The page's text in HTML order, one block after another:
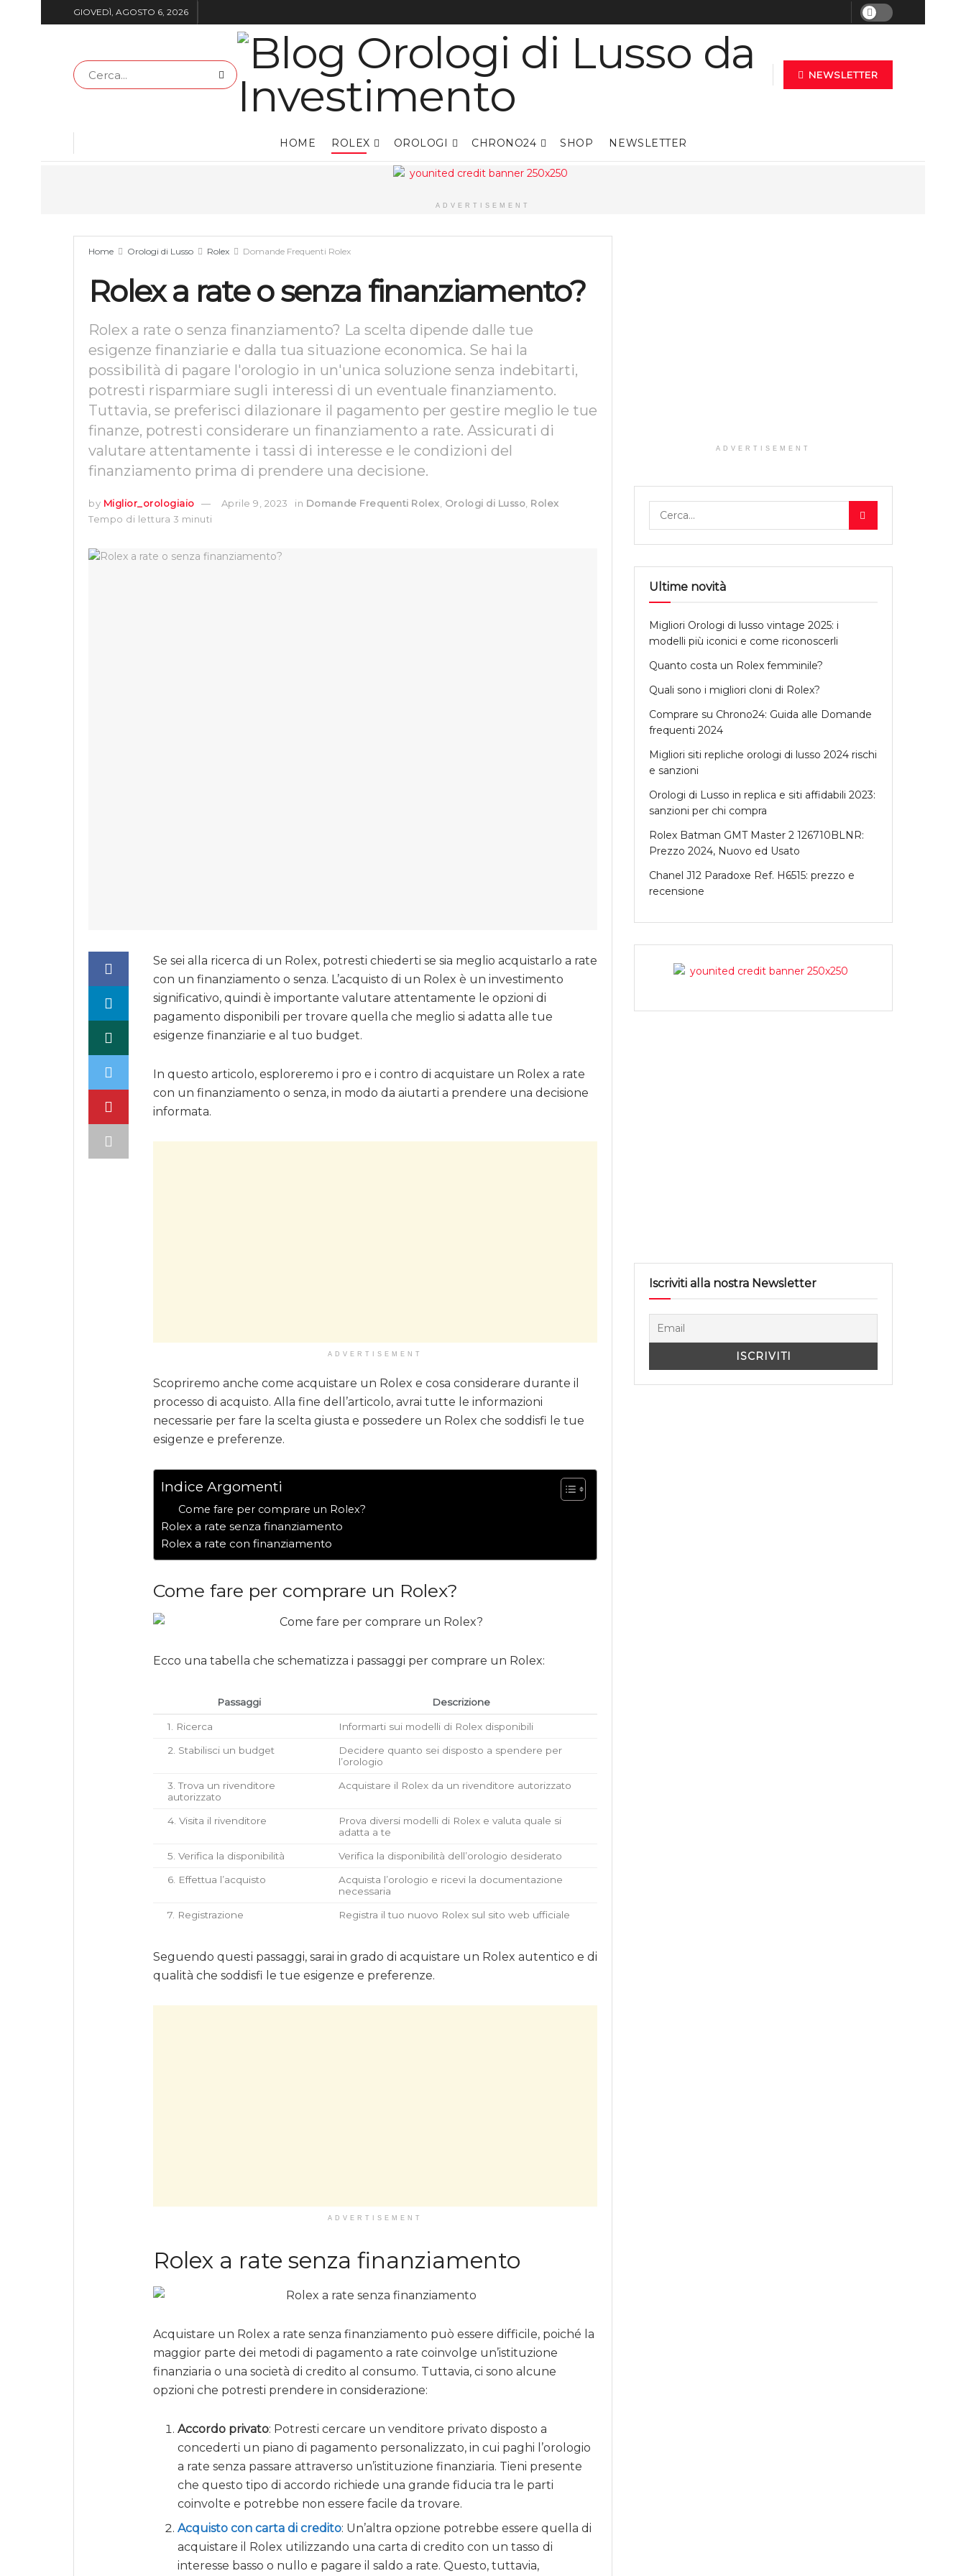
GIOVEDÌ, AGOSTO 6, 2026
NEWSLETTER
HOME ROLEX OROLOGI CHRONO24 SHOP NEWSLETTER
ADVERTISEMENT
Home Orologi di Lusso Rolex Domande Frequenti Rolex
Rolex a rate o senza finanziamento?
Rolex a rate o senza finanziamento? La scelta dipende dalle tue
esigenze finanziarie e dalla tua situazione economica. Se hai la
possibilità di pagare l'orologio in un'unica soluzione senza indebitarti,
potresti risparmiare sugli interessi di un eventuale finanziamento.
Tuttavia, se preferisci dilazionare il pagamento per gestire meglio le tue
finanze, potresti considerare un finanziamento a rate. Assicurati di
valutare attentamente i tassi di interesse e le condizioni del
finanziamento prima di prendere una decisione.
by Miglior_orologiaio Aprile 9, 2023 in Domande Frequenti Rolex, Orologi di Lusso, Rolex
Tempo di lettura 3 minuti
Se sei alla ricerca di un Rolex, potresti chiederti se sia meglio acquistarlo a rate
con un finanziamento o senza. L’acquisto di un Rolex è un investimento
significativo, quindi è importante valutare attentamente le opzioni di
pagamento disponibili per trovare quella che meglio si adatta alle tue
esigenze finanziarie e al tuo budget.
In questo articolo, esploreremo i pro e i contro di acquistare un Rolex a rate
con un finanziamento o senza, in modo da aiutarti a prendere una decisione
informata.
ADVERTISEMENT
Scopriremo anche come acquistare un Rolex e cosa considerare durante il
processo di acquisto. Alla fine dell’articolo, avrai tutte le informazioni
necessarie per fare la scelta giusta e possedere un Rolex che soddisfi le tue
esigenze e preferenze.
Indice Argomenti
Come fare per comprare un Rolex?
Rolex a rate senza finanziamento
Rolex a rate con finanziamento
Come fare per comprare un Rolex?
Ecco una tabella che schematizza i passaggi per comprare un Rolex:
Passaggi Descrizione
1. Ricerca Informarti sui modelli di Rolex disponibili
2. Stabilisci un budget
Decidere quanto sei disposto a spendere per
l’orologio
3. Trova un rivenditore
autorizzato
Acquistare il Rolex da un rivenditore autorizzato
4. Visita il rivenditore
Prova diversi modelli di Rolex e valuta quale si
adatta a te
5. Verifica la disponibilità Verifica la disponibilità dell’orologio desiderato
6. Effettua l’acquisto
Acquista l’orologio e ricevi la documentazione
necessaria
7. Registrazione Registra il tuo nuovo Rolex sul sito web ufficiale
Seguendo questi passaggi, sarai in grado di acquistare un Rolex autentico e di
qualità che soddisfi le tue esigenze e preferenze.
ADVERTISEMENT
Rolex a rate senza finanziamento
Acquistare un Rolex a rate senza finanziamento può essere difficile, poiché la
maggior parte dei metodi di pagamento a rate coinvolge un’istituzione
finanziaria o una società di credito al consumo. Tuttavia, ci sono alcune
opzioni che potresti prendere in considerazione:
Accordo privato: Potresti cercare un venditore privato disposto a
concederti un piano di pagamento personalizzato, in cui paghi l’orologio
a rate senza passare attraverso un’istituzione finanziaria. Tieni presente
che questo tipo di accordo richiede una grande fiducia tra le parti
coinvolte e potrebbe non essere facile da trovare.
Acquisto con carta di credito: Un’altra opzione potrebbe essere quella di
acquistare il Rolex utilizzando una carta di credito con un tasso di
interesse basso o nullo e pagare il saldo a rate. Questo, tuttavia,
ADVERTISEMENT
Ultime novità
Migliori Orologi di lusso vintage 2025: i
modelli più iconici e come riconoscerli
Quanto costa un Rolex femminile?
Quali sono i migliori cloni di Rolex?
Comprare su Chrono24: Guida alle Domande
frequenti 2024
Migliori siti repliche orologi di lusso 2024 rischi
e sanzioni
Orologi di Lusso in replica e siti affidabili 2023:
sanzioni per chi compra
Rolex Batman GMT Master 2 126710BLNR:
Prezzo 2024, Nuovo ed Usato
Chanel J12 Paradoxe Ref. H6515: prezzo e
recensione
Iscriviti alla nostra Newsletter